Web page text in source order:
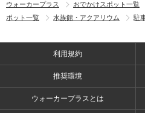
ウォーカープラス おでかけスポット一覧
ポット一覧
水族館・アクアリウム 駐
利用規約
推奨環境
ウォーカープラスとは